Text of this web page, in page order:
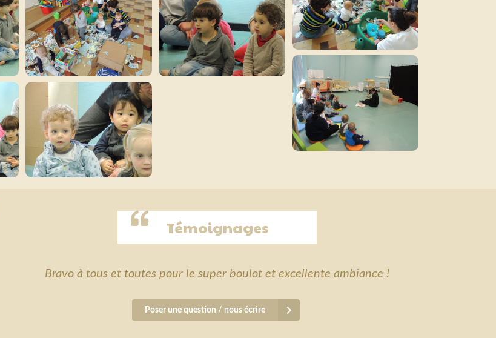
Témoignages
Bravo à tous et toutes pour le super boulot et excellente ambiance !
Poser une question / nous écrire